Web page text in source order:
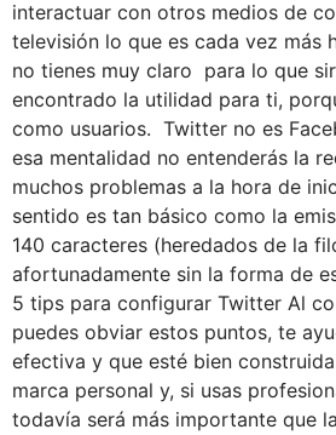
interactuar con otros medios de
televisión lo que es cada vez más
no tienes muy claro para lo que
encontrado la utilidad para ti,
como usuarios. Twitter no es
esa mentalidad no entenderás la
muchos problemas a la hora de
sentido es tan básico como la
140 caracteres (heredados de la
afortunadamente sin la forma de
5 tips para configurar Twitter Al
puedes obviar estos puntos, te
efectiva y que esté bien
marca personal y, si usas
todavía será más importante que